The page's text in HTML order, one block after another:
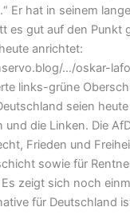
Er hat in seinem
es gut auf den Punkt
anrichtet:
…/oskar-
links-grüne
seien
und die Linken. Die
Frieden und
sowie für
zeigt sich noch
für Deutschland